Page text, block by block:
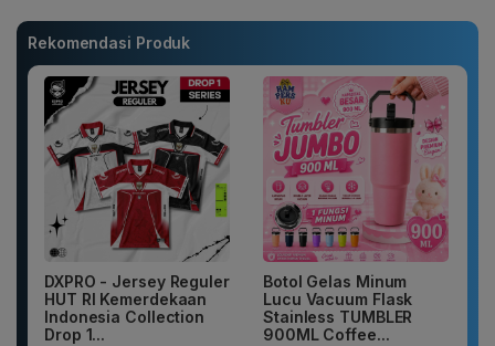
Rekomendasi Produk
DXPRO - Jersey Reguler
HUT RI Kemerdekaan
Indonesia Collection
Drop 1...
Botol Gelas Minum
Lucu Vacuum Flask
Stainless TUMBLER
900ML Coffee...